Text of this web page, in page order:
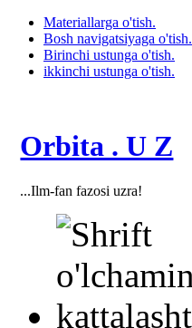
Materiallarga o'tish.
Bosh navigatsiyaga o'tish.
Birinchi ustunga o'tish.
ikkinchi ustunga o'tish.
Orbita . U Z
...Ilm-fan fazosi uzra!